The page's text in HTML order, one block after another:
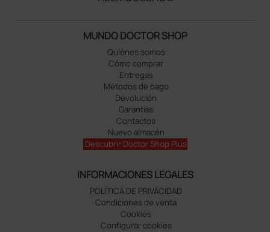
MUNDO DOCTOR SHOP
Quiénes somos
Cómo comprar
Entregas
Métodos de pago
Devolución
Garantías
Contactos
Nuevo almacén
Descubrir Doctor Shop Plus
INFORMACIONES LEGALES
POLÍTICA DE PRIVACIDAD
Condiciones de venta
Cookies
Configurar cookies